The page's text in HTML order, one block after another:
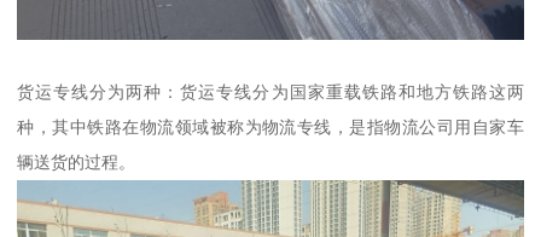
货运专线分为两种：货运专线分为国家重载铁路和地方铁路这两
种，其中铁路在物流领域被称为物流专线，是指物流公司用自家车
辆送货的过程。